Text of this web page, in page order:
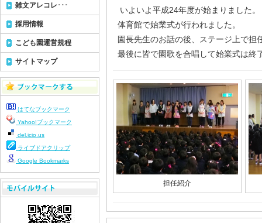
いよいよ平成24年度が始まりました。
体育館で始業式が行われました。
園長先生のお話の後、ステージ上で担
最後に皆で園歌を合唱して始業式は終
担任紹介
雑文アレコレ･･･
採用情報
こども園運営規程
サイトマップ
はてなブックマーク
Yahoo!ブックマーク
del.icio.us
ライブドアクリップ
Google Bookmarks